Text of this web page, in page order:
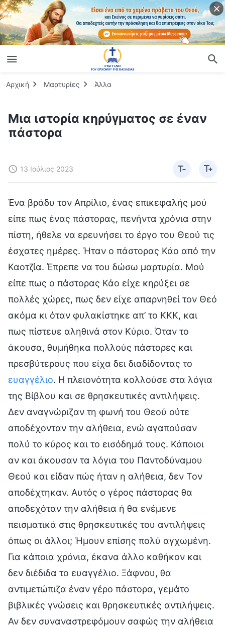
Αρχική Μαρτυρίες Άλλα
Μια ιστορία κηρύγματος σε έναν
πάστορα
13 Ιούλιος 2023
Ένα βράδυ τον Απρίλιο, ένας επικεφαλής μού
είπε πως ένας πάστορας, πενήντα χρόνια στην
πίστη, ήθελε να ερευνήσει το έργο του Θεού τις
έσχατες ημέρες. Ήταν ο πάστορας Κάο από την
Καοτζία. Έπρεπε να του δώσω μαρτυρία. Μού
είπε πως ο πάστορας Κάο είχε κηρύξει σε
πολλές χώρες, πως δεν είχε απαρνηθεί τον Θεό
ακόμα κι όταν φυλακίστηκε απ’ το ΚΚΚ, και
πως πίστευε αληθινά στον Κύριο. Όταν το
άκουσα, θυμήθηκα πολλούς πάστορες και
πρεσβύτερους που είχα δει διαδίδοντας το
ευαγγέλιο. Η πλειονότητα κολλούσε στα λόγια
της Βίβλου και σε θρησκευτικές αντιλήψεις.
Δεν αναγνώριζαν τη φωνή του Θεού ούτε
αποδέχονταν την αλήθεια, ενώ αγαπούσαν
πολύ το κύρος και το εισόδημά τους. Κάποιοι
αν και άκουσαν τα λόγια του Παντοδύναμου
Θεού και είδαν πώς ήταν η αλήθεια, δεν Τον
αποδέχτηκαν. Αυτός ο γέρος πάστορας θα
αποδεχόταν την αλήθεια ή θα ενέμενε
πεισματικά στις θρησκευτικές του αντιλήψεις
όπως οι άλλοι; Ήμουν επίσης πολύ αγχωμένη.
Για κάποια χρόνια, έκανα άλλο καθήκον και
δεν διέδιδα το ευαγγέλιο. Ξάφνου, θα
αντιμετώπιζα έναν γέρο πάστορα, γεμάτο
βιβλικές γνώσεις και θρησκευτικές αντιλήψεις.
Αν δεν συναναστρεφόμουν σαφώς την αλήθεια